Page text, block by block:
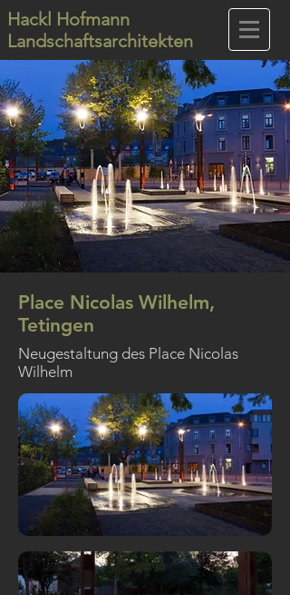
Hackl Hofmann
Landschaftsarchitekten
Place Nicolas Wilhelm,
Tetingen
Neugestaltung des Place Nicolas
Wilhelm